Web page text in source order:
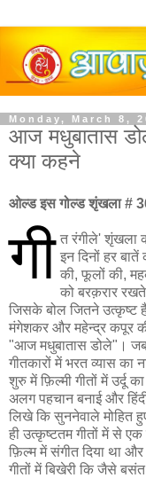
Monday, March 8,
आज मधुबातास
क्या कहने
ओल्ड इस गोल्ड शृंखला #
गी त रंगीले' शृंखला
इन दिनों हर
की, फूलों की,
को बरक़रार
जिसके बोल जितने उत्कृष्ट
मंगेशकर और महेन्द्र कपूर
"आज मधुबातास डोले"। जब
गीतकारों में भरत व्यास का
शुरु में फ़िल्मी गीतों में उर्दू
अलग पहचान बनाई और
लिखे कि सुननेवाले मोहित
ही उत्कृष्टतम गीतों में से
फ़िल्म में संगीत दिया था
गीतों में बिखेरी कि जैसे